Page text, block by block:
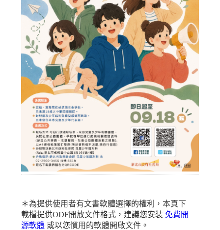
＊為提供使用者有文書軟體選擇的權利，本頁下
載檔提供ODF開放文件格式，建議您安裝 免費開
源軟體 或以您慣用的軟體開啟文件。